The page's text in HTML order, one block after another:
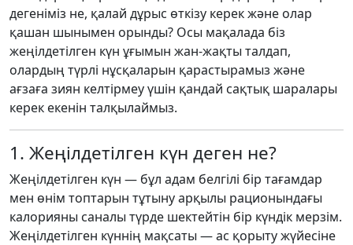
дегеніміз не, қалай дұрыс өткізу керек және олар
қашан шынымен орынды? Осы мақалада біз
жеңілдетілген күн ұғымын жан-жақты талдап,
олардың түрлі нұсқаларын қарастырамыз және
ағзаға зиян келтірмеу үшін қандай сақтық шаралары
керек екенін талқылаймыз.
1. Жеңілдетілген күн деген не?
Жеңілдетілген күн — бұл адам белгілі бір тағамдар
мен өнім топтарын тұтыну арқылы рационындағы
калорияны саналы түрде шектейтін бір күндік мерзім.
Жеңілдетілген күннің мақсаты — ас қорыту жүйесіне